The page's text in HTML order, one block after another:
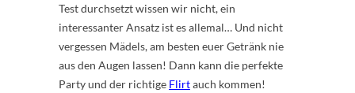
Test durchsetzt wissen wir nicht, ein
interessanter Ansatz ist es allemal… Und nicht
vergessen Mädels, am besten euer Getränk nie
aus den Augen lassen! Dann kann die perfekte
Party und der richtige Flirtauch kommen!